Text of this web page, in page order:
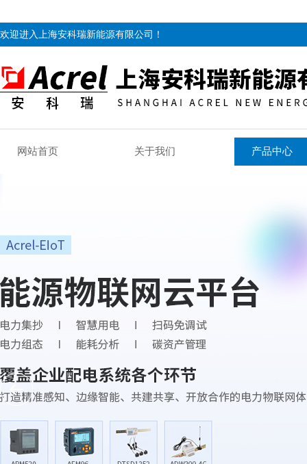
欢迎进入上海安科瑞新能源有限公司！
网站首页 关于我们 产品中心